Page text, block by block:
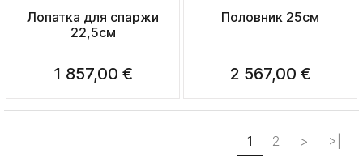
Лопатка для спаржи
22,5см
1 857,00 €
Половник 25см
2 567,00 €
1 2 > >|